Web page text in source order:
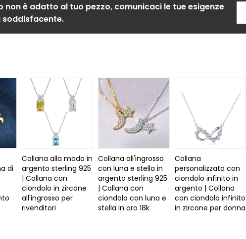
non è adatto al tuo pezzo, comunicaci le tue esigenze
soddisfacente.
di
Collana alla moda in
argento sterling 925
| Collana con
ciondolo in zircone
all'ingrosso per
rivenditori
Collana all'ingrosso
con luna e stella in
argento sterling 925
| Collana con
ciondolo con luna e
stella in oro 18k
Collana
personalizzata con
ciondolo infinito in
argento | Collana
con ciondolo infinito
in zircone per donna